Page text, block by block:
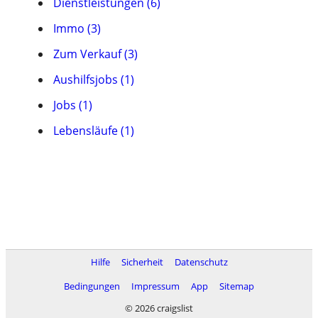
Immo (3)
Zum Verkauf (3)
Aushilfsjobs (1)
Jobs (1)
Lebensläufe (1)
Hilfe Sicherheit
Datenschutz
Bedingungen
Impressum App
Sitemap
© 2026 craigslist